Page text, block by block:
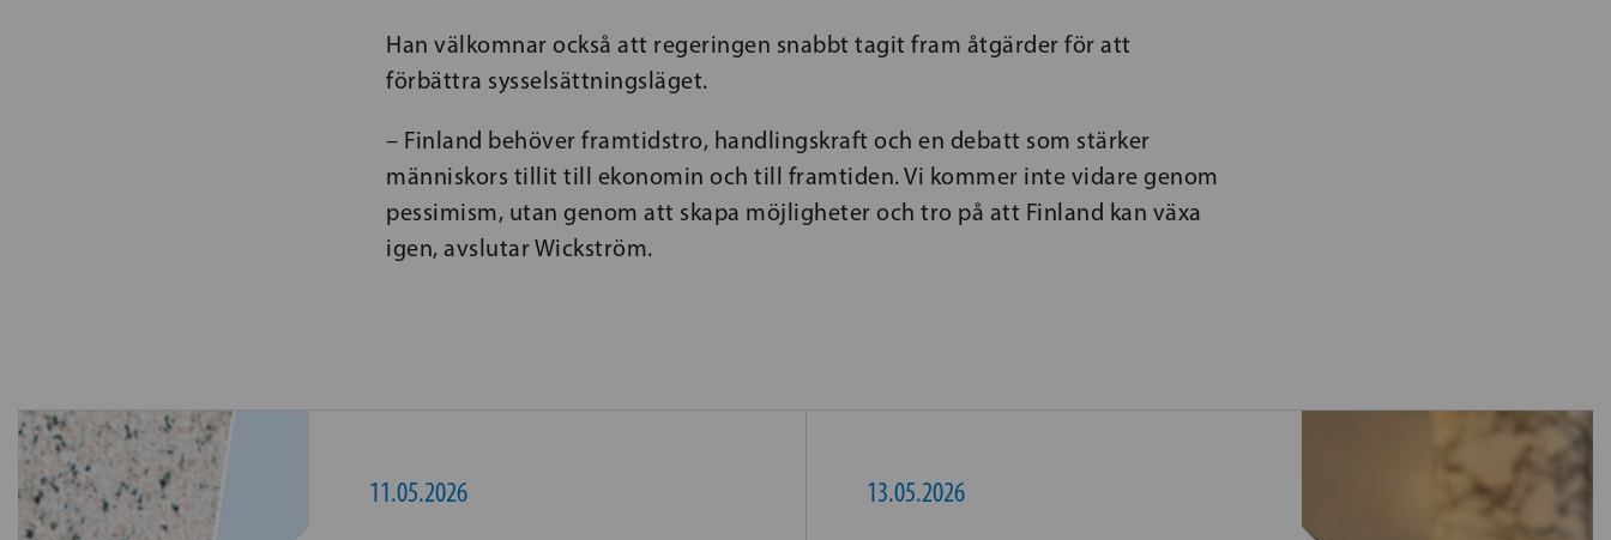
Han välkomnar också att regeringen snabbt tagit fram åtgärder för att
förbättra sysselsättningsläget.
– Finland behöver framtidstro, handlingskraft och en debatt som stärker
människors tillit till ekonomin och till framtiden. Vi kommer inte vidare genom
pessimism, utan genom att skapa möjligheter och tro på att Finland kan växa
igen, avslutar Wickström.
11.05.2026 13.05.2026